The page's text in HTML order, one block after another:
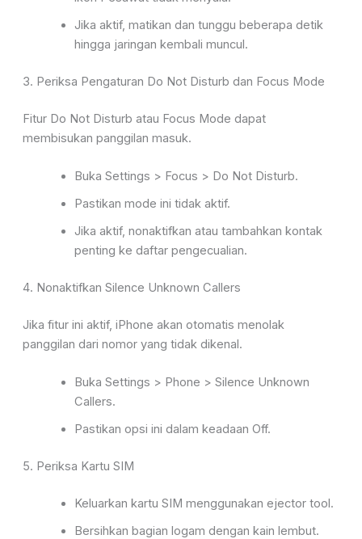
Jika aktif, matikan dan tunggu beberapa detik
hingga jaringan kembali muncul.
3. Periksa Pengaturan Do Not Disturb dan Focus Mode
Fitur Do Not Disturb atau Focus Mode dapat
membisukan panggilan masuk.
Buka Settings > Focus > Do Not Disturb.
Pastikan mode ini tidak aktif.
Jika aktif, nonaktifkan atau tambahkan kontak
penting ke daftar pengecualian.
4. Nonaktifkan Silence Unknown Callers
Jika fitur ini aktif, iPhone akan otomatis menolak
panggilan dari nomor yang tidakdikenal.
Buka Settings > Phone > Silence Unknown
Callers.
Pastikan opsi ini dalam keadaan Off.
5. Periksa Kartu SIM
Keluarkan kartu SIM menggunakan ejector tool.
Bersihkan bagian logam dengan kain lembut.